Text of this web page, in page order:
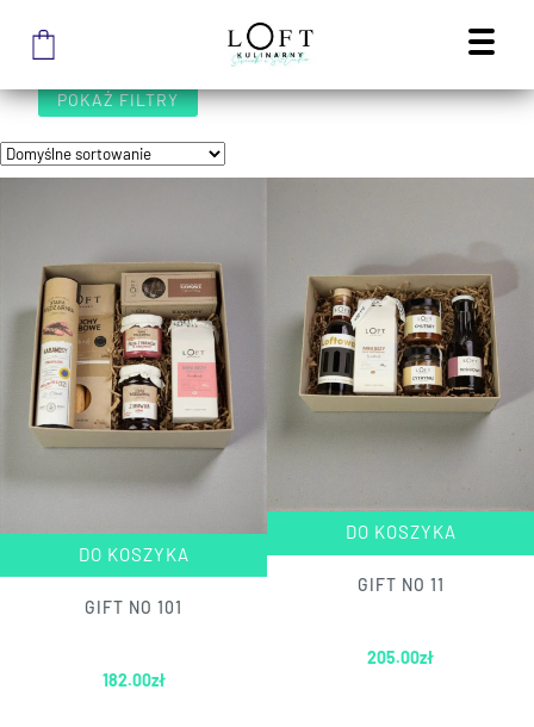
ZESTAWY PREZENTOWE
POKAŻ FILTRY
DO KOSZYKA
GIFT NO 101
182.00zł
DO KOSZYKA
GIFT NO 11
205.00zł